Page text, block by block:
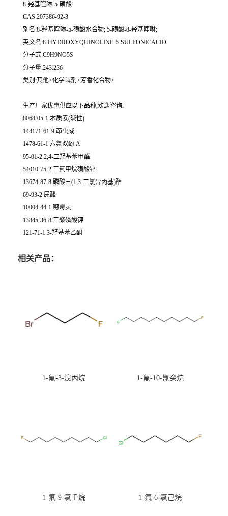
8-羟基喹啉-5-磺酸
CAS:207386-92-3
别名:8-羟基喹啉-5-磺酸水合物; 5-磺酸-8-羟基喹啉;
英文名:8-HYDROXYQUINOLINE-5-SULFONICACID
分子式:C9H9NO5S
分子量:243.236
类别:其他>化学试剂>芳香化合物>
生产厂家优惠供应以下品种,欢迎咨询:
8068-05-1 木质素(碱性)
144171-61-9 茚虫威
1478-61-1 六氟双酚 A
95-01-2 2,4-二羟基苯甲醛
54010-75-2 三氟甲烷磺酸锌
13674-87-8 磷酸三(1,3-二氯异丙基)酯
69-93-2 尿酸
10004-44-1 噁霉灵
13845-36-8 三聚磷酸钾
121-71-1 3-羟基苯乙酮
相关产品：
1-氟-3-溴丙烷 1-氟-10-氯癸烷
1-氟-9-氯壬烷 1-氟-6-氯己烷